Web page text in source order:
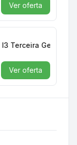
Ver oferta
Terceira Geração
Ver oferta